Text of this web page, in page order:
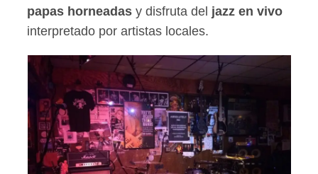
papas horneadas y disfruta del jazz en vivo
interpretado por artistas locales.